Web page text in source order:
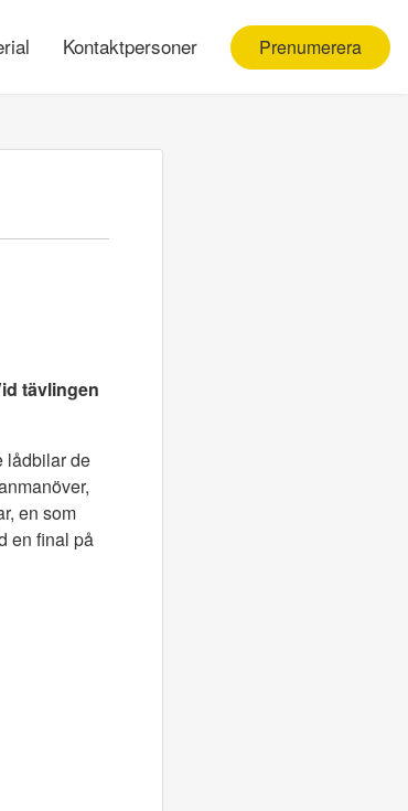
Kontaktpersoner Prenumerera
tävlingen
lådbilar de
en som
en final på